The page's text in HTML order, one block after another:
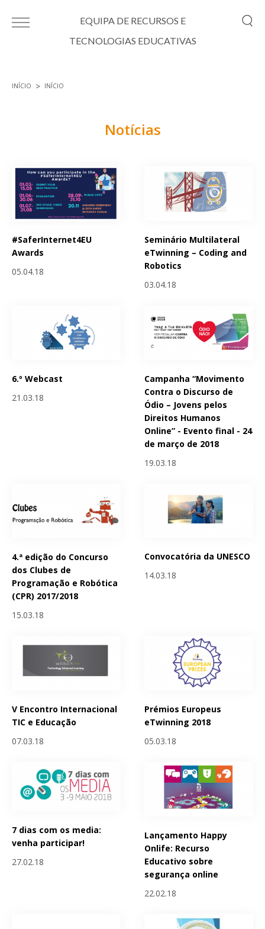
EQUIPA DE RECURSOS E
TECNOLOGIAS EDUCATIVAS
INÍCIO INÍCIO
Notícias
#SaferInternet4EU
Awards
05.04.18
Seminário Multilateral
eTwinning – Coding and
Robotics
03.04.18
6.º Webcast
21.03.18
Campanha “Movimento
Contra o Discurso de
Ódio – Jovens pelos
Direitos Humanos
Online” - Evento final - 24
de março de 2018
19.03.18
4.ª edição do Concurso
dos Clubes de
Programação e Robótica
(CPR) 2017/2018
15.03.18
Convocatória da UNESCO
14.03.18
V Encontro Internacional
TIC e Educação
07.03.18
Prémios Europeus
eTwinning 2018
05.03.18
7 dias com os media:
venha participar!
27.02.18
Lançamento Happy
Onlife: Recurso
Educativo sobre
segurança online
22.02.18
Páginas